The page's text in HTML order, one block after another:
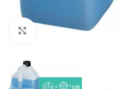
Klikkaa suurentaaksesi